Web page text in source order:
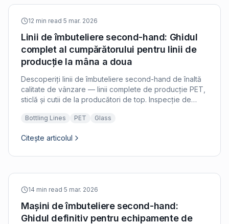
12 min read·5 mar. 2026
Linii de îmbuteliere second-hand: Ghidul
complet al cumpărătorului pentru linii de
producție la mâna a doua
Descoperiți linii de îmbuteliere second-hand de înaltă
calitate de vânzare — linii complete de producție PET,
sticlă și cutii de la producători de top. Inspecție de
Bottling Lines PET Glass
Citește articolul
14 min read·5 mar. 2026
Mașini de îmbuteliere second-hand:
Ghidul definitiv pentru echipamente de